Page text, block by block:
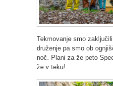
Tekmovanje smo
druženje pa smo ob
noč. Plani za že peto
že v teku!